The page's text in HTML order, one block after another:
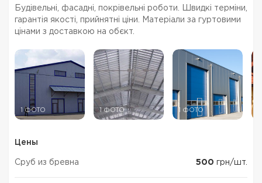
Будівельні, фасадні, покрівельні роботи. Швидкі терміни,
гарантія якості, прийнятні ціни. Матеріали за гуртовими
цінами з доставкою на обєкт.
1 ФОТО 1 ФОТО 1 ФОТО
Цены
Сруб из бревна 500 грн/шт.